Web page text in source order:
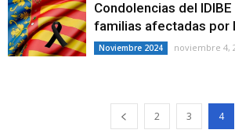
Condolencias del
familias afectadas por
Noviembre 2024 noviembre 4,
2 3 4